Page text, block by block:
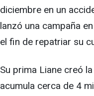
diciembre en un
lanzó una campaña
el fin de repatriar su
Su prima Liane creó
acumula cerca de 4